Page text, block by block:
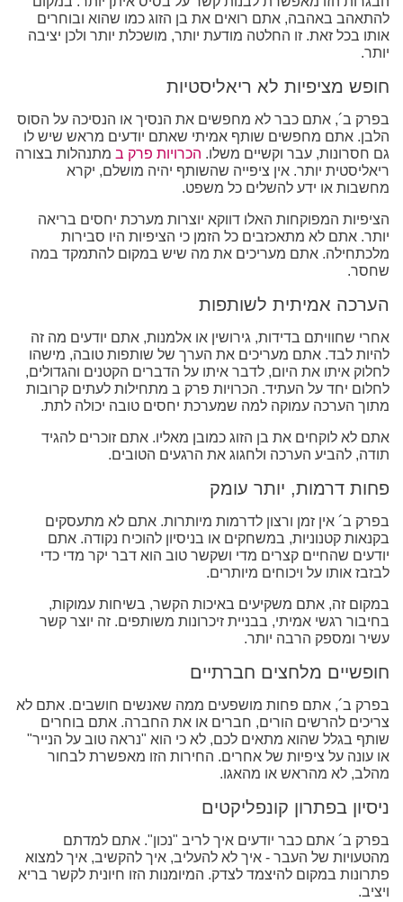
להתאהב באהבה, אתם רואים את בן הזוג כמו שהוא ובוחרים
אותו בכל זאת. זו החלטה מודעת יותר, מושכלת יותר ולכן יציבה
יותר.
חופש מציפיות לא ריאליסטיות
בפרק ב´, אתם כבר לא מחפשים את הנסיך או הנסיכה על הסוס
הלבן. אתם מחפשים שותף אמיתי שאתם יודעים מראש שיש לו
גם חסרונות, עבר וקשיים משלו. הכרויות פרק ב מתנהלות בצורה
ריאליסטית יותר. אין ציפייה שהשותף יהיה מושלם, יקרא
מחשבות או ידע להשלים כל משפט.
הציפיות המפוקחות האלו דווקא יוצרות מערכת יחסים בריאה
יותר. אתם לא מתאכזבים כל הזמן כי הציפיות היו סבירות
מלכתחילה. אתם מעריכים את מה שיש במקום להתמקד במה
שחסר.
הערכה אמיתית לשותפות
אחרי שחוויתם בדידות, גירושין או אלמנות, אתם יודעים מה זה
להיות לבד. אתם מעריכים את הערך של שותפות טובה, מישהו
לחלוק איתו את היום, לדבר איתו על הדברים הקטנים והגדולים,
לחלום יחד על העתיד. הכרויות פרק ב מתחילות לעתים קרובות
מתוך הערכה עמוקה למה שמערכת יחסים טובה יכולה לתת.
אתם לא לוקחים את בן הזוג כמובן מאליו. אתם זוכרים להגיד
תודה, להביע הערכה ולחגוג את הרגעים הטובים.
פחות דרמות, יותר עומק
בפרק ב´ אין זמן ורצון לדרמות מיותרות. אתם לא מתעסקים
בקנאות קטנוניות, במשחקים או בניסיון להוכיח נקודה. אתם
יודעים שהחיים קצרים מדי ושקשר טוב הוא דבר יקר מדי כדי
לבזבז אותו על ויכוחים מיותרים.
במקום זה, אתם משקיעים באיכות הקשר, בשיחות עמוקות,
בחיבור רגשי אמיתי, בבניית זיכרונות משותפים. זה יוצר קשר
עשיר ומספק הרבה יותר.
חופשיים מלחצים חברתיים
בפרק ב´, אתם פחות מושפעים ממה שאנשים חושבים. אתם לא
צריכים להרשים הורים, חברים או את החברה. אתם בוחרים
שותף בגלל שהוא מתאים לכם, לא כי הוא "נראה טוב על הנייר"
או עונה על ציפיות של אחרים. החירות הזו מאפשרת לבחור
מהלב, לא מהראש או מהאגו.
ניסיון בפתרון קונפליקטים
בפרק ב´ אתם כבר יודעים איך לריב "נכון". אתם למדתם
מהטעויות של העבר - איך לא להעליב, איך להקשיב, איך למצוא
פתרונות במקום להיצמד לצדק. המיומנות הזו חיונית לקשר בריא
ויציב.